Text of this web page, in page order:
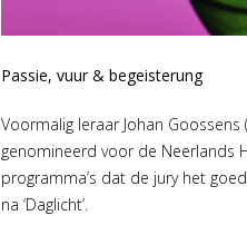
Passie, vuur & begeisterung
Voormalig leraar Johan Goossens
genomineerd voor de Neerlands
programma’s dat de jury het
na ‘Daglicht’.